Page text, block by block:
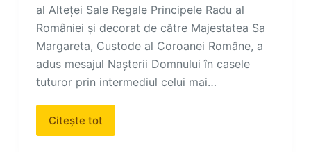
al Alteței Sale Regale Principele Radu al
României și decorat de către Majestatea Sa
Margareta, Custode al Coroanei Române, a
adus mesajul Nașterii Domnului în casele
tuturor prin intermediul celui mai…
Citește tot